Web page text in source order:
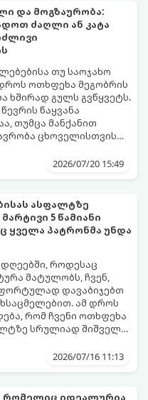
კონკრეტულ
მკვეთრმა
გამოიწვიოს
გაზები ან
უმტკივნეულოდ
ვეტერინარების
7-დღიანი გარდამავალი
და მოგზაურობა:
ძაღლი ან კატა
თუ საოჯახო
ოთხფეხა მეგობრის
ხშირად გულს გვწყვეტს.
წაყვანა
თუმცა მანქანით
ცხოველისთვის
და
ოთხფეხა
როგორ მოამზადოთ
2026/07/20 15:49
ასფალტზე
5 წამიანი
ყველა პატრონმა უნდა
როდესაც
მატულობს, ჩვენ,
დავაბიჯებთ
ამ დროს
რომ ჩვენი ოთხფეხა
სრულიად შიშველი
ქვეშ ასფალტი და
სიცხეა, ასფალტის
2026/07/16 11:13
რომელიც იდეალურია